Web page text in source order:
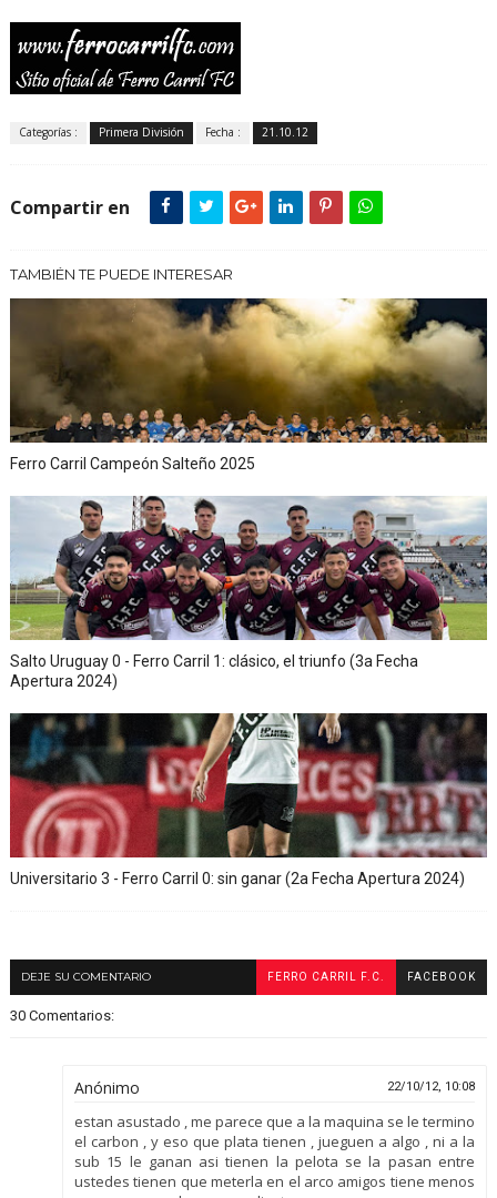
Categorías : Primera División Fecha : 21.10.12
Compartir en
TAMBIÉN TE PUEDE INTERESAR
Ferro Carril Campeón Salteño 2025
Salto Uruguay 0 - Ferro Carril 1: clásico, el triunfo (3a Fecha
Apertura 2024)
Universitario 3 - Ferro Carril 0: sin ganar (2a Fecha Apertura 2024)
DEJE SU COMENTARIO FERRO CARRIL F.C. FACEBOOK
30 Comentarios:
Anónimo 22/10/12, 10:08
estan asustado , me parece que a la maquina se le termino
el carbon , y eso que plata tienen , jueguen a algo , ni a la
sub 15 le ganan asi tienen la pelota se la pasan entre
ustedes tienen que meterla en el arco amigos tiene menos